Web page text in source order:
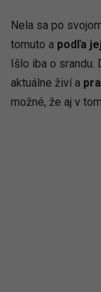
Nela sa po
tomuto a podľa
Išlo iba o srandu.
aktuálne živí a
možné, že aj v